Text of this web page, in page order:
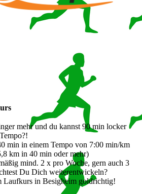
mehr und du kannst 90 min locker
min in einem Tempo von 7:00 min/km
km in 40 min oder mehr)
mind. 2 x pro Woche, gern auch 3
Du Dich weiterentwickeln?
Laufkurs in Besigheim goldrichtig!